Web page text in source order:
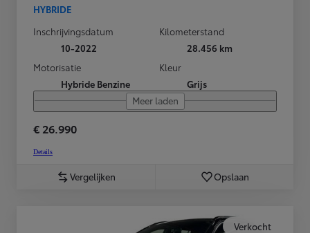
HYBRIDE
Inschrijvingsdatum
10-2022
Kilometerstand
28.456 km
Motorisatie
Hybride Benzine
Kleur
Grijs
Meer laden
€ 26.990
Details
Vergelijken Opslaan
Verkocht